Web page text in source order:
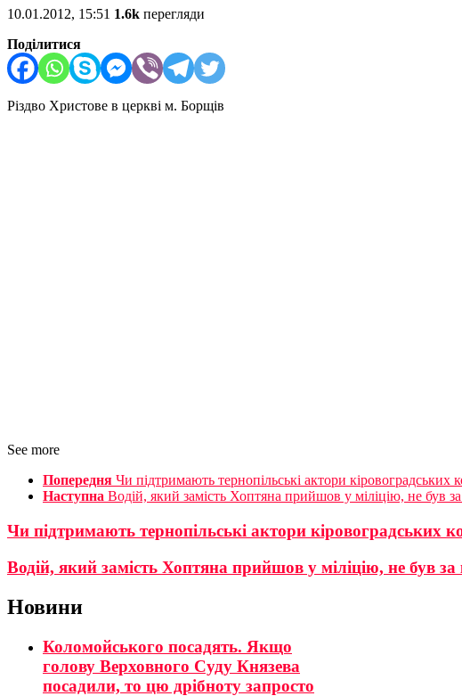
10.01.2012, 15:51 1.6k перегляди
Поділитися
Різдво Христове в церкві м. Борщів
See more
Попередня Чи підтримають тернопільські актори кіровоградських
Наступна Водій, який замість Хоптяна прийшов у міліцію, не був за
Чи підтримають тернопільські актори кіровоградських
Водій, який замість Хоптяна прийшов у міліцію, не був за
Новини
Коломойського посадять. Якщо
голову Верховного Суду Князева
посадили, то цю дрібноту запросто